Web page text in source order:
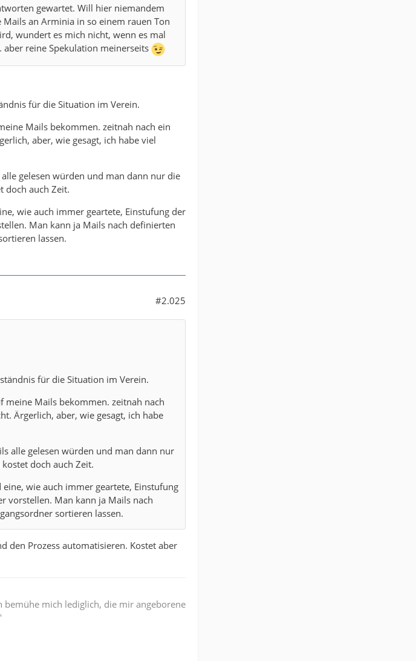
gewartet. Will hier niemandem
an Arminia in so einem rauen Ton
wundert es mich nicht, wenn es mal
reine Spekulation meinerseits
für die Situation im Verein.
Mails bekommen. zeitnah nach ein
aber, wie gesagt, ich habe viel
gelesen würden und man dann nur die
doch auch Zeit.
wie auch immer geartete, Einstufung der
Man kann ja Mails nach definierten
lassen.
#2.025
für die Situation im Verein.
meine Mails bekommen. zeitnah nach
Ärgerlich, aber, wie gesagt, ich habe
alle gelesen würden und man dann nur
doch auch Zeit.
wie auch immer geartete, Einstufung
vorstellen. Man kann ja Mails nach
sortieren lassen.
den Prozess automatisieren. Kostet aber
mich lediglich, die mir angeborene